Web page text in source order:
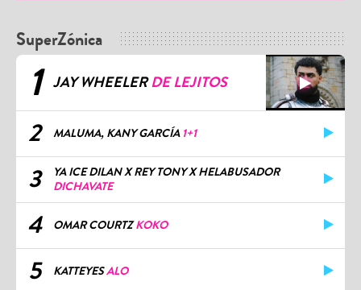
SuperZónica
1 JAY WHEELERDE LEJITOS
2 MALUMA, KANY GARCÍA 1+1
3
YA ICE DILAN X REY TONY X HELABUSADOR
DICHAVATE
4 OMAR COURTZKOKO
5 KATTEYESALO